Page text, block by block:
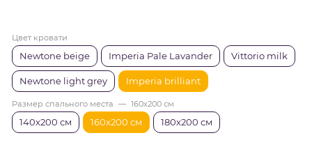
Цвет кровати
Newtone beige Imperia Pale Lavander Vittorio milk
Newtone light grey Imperia brilliant
Размер спального места — 160х200 см
140х200 см 160х200 см 180х200 см